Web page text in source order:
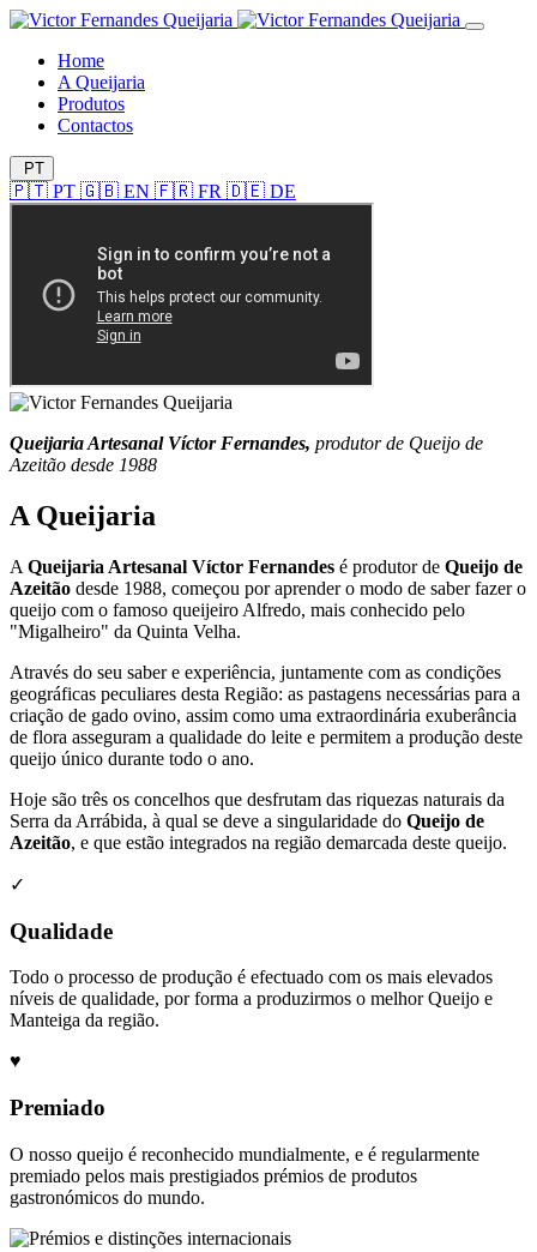
Home
A Queijaria
Produtos
Contactos
PT
🇵🇹 PT 🇬🇧 EN 🇫🇷 FR 🇩🇪 DE
Queijaria Artesanal Víctor Fernandes, produtor de Queijo de
Azeitão desde 1988
A Queijaria
A Queijaria Artesanal Víctor Fernandes é produtor de Queijo de
Azeitão desde 1988, começou por aprender o modo de saber fazer o
queijo com o famoso queijeiro Alfredo, mais conhecido pelo
"Migalheiro" da Quinta Velha.
Através do seu saber e experiência, juntamente com as condições
geográficas peculiares desta Região: as pastagens necessárias para a
criação de gado ovino, assim como uma extraordinária exuberância
de flora asseguram a qualidade do leite e permitem a produção deste
queijo único durante todo o ano.
Hoje são três os concelhos que desfrutam das riquezas naturais da
Serra da Arrábida, à qual se deve a singularidade do Queijo de
Azeitão, e que estão integrados na região demarcada deste queijo.
✓
Qualidade
Todo o processo de produção é efectuado com os mais elevados
níveis de qualidade, por forma a produzirmos o melhor Queijo e
Manteiga da região.
♥
Premiado
O nosso queijo é reconhecido mundialmente, e é regularmente
premiado pelos mais prestigiados prémios de produtos
gastronómicos do mundo.